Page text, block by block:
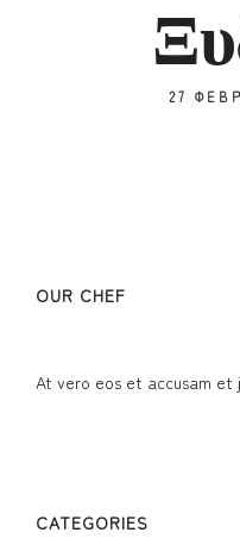
27
OUR CHEF
At vero eos et accusam et
CATEGORIES